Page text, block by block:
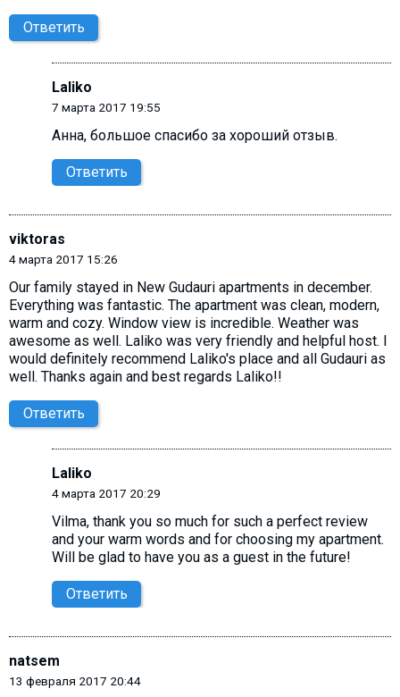
Ответить
Laliko
7 марта 2017 19:55
Анна, большое спасибо за хороший отзыв.
Ответить
viktoras
4 марта 2017 15:26
Our family stayed in New Gudauri apartments in december.
Everything was fantastic. The apartment was clean, modern,
warm and cozy. Window view is incredible. Weather was
awesome as well. Laliko was very friendly and helpful host. I
would definitely recommend Laliko's place and all Gudauri as
well. Thanks again and best regards Laliko!!
Ответить
Laliko
4 марта 2017 20:29
Vilma, thank you so much for such a perfect review
and your warm words and for choosing my apartment.
Will be glad to have you as a guest in the future!
Ответить
natsem
13 февраля 2017 20:44